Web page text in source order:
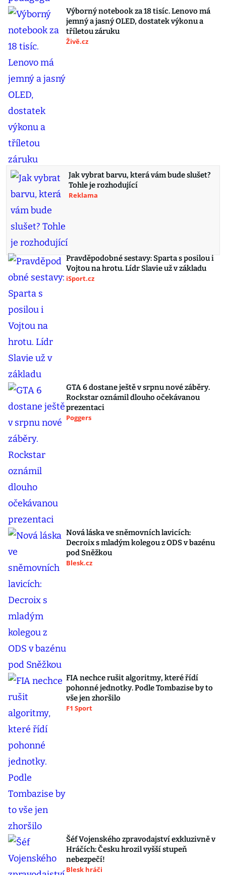
Výborný notebook za 18 tisíc. Lenovo má
jemný a jasný OLED, dostatek výkonu a
tříletou záruku
Živě.cz
Jak vybrat barvu, která vám bude slušet?
Tohle je rozhodující
Reklama
Pravděpodobné sestavy: Sparta s posilou i
Vojtou na hrotu. Lídr Slavie už v základu
iSport.cz
GTA 6 dostane ještě v srpnu nové záběry.
Rockstar oznámil dlouho očekávanou
prezentaci
Poggers
Nová láska ve sněmovních lavicích:
Decroix s mladým kolegou z ODS v bazénu
pod Sněžkou
Blesk.cz
FIA nechce rušit algoritmy, které řídí
pohonné jednotky. Podle Tombazise by to
vše jen zhoršilo
F1 Sport
Šéf Vojenského zpravodajství exkluzivně v
Hráčích: Česku hrozil vyšší stupeň
nebezpečí!
Blesk hráči